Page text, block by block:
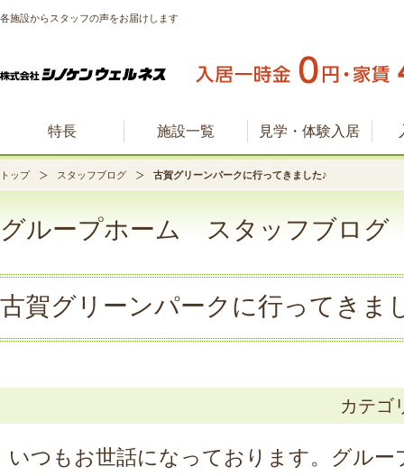
各施設からスタッフの声をお届けします
特長 施設一覧 見学・体験入居
トップ スタッフブログ 古賀グリーンパークに行ってきました♪
グループホーム スタッフブログ
古賀グリーンパークに行ってきま
カテ
いつもお世話になっております。グル